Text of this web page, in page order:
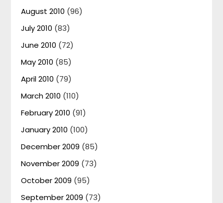
August 2010 (96)
July 2010 (83)
June 2010 (72)
May 2010 (85)
April 2010 (79)
March 2010 (110)
February 2010 (91)
January 2010 (100)
December 2009 (85)
November 2009 (73)
October 2009 (95)
September 2009 (73)